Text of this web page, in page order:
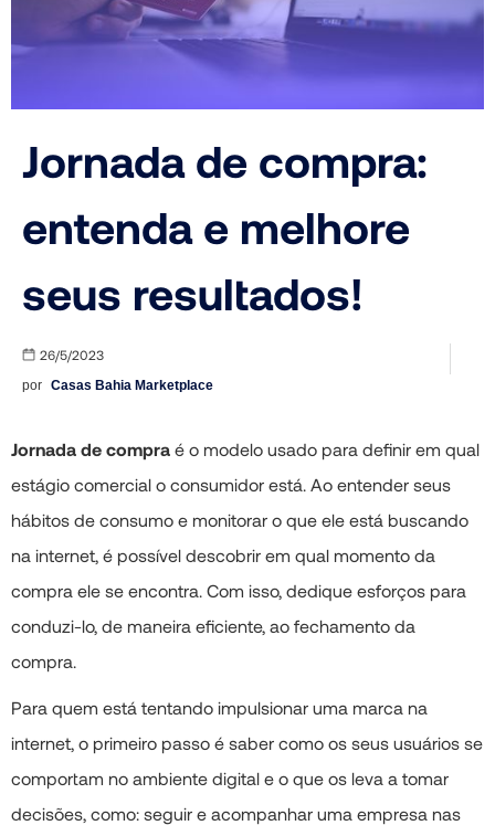
Jornada de compra:
entenda e melhore
seus resultados!
26/5/2023
por Casas Bahia Marketplace
Jornada de compra é o modelo usado para definir em qual
estágio comercial o consumidor está. Ao entender seus
hábitos de consumo e monitorar o que ele está buscando
na internet, é possível descobrir em qual momento da
compra ele se encontra. Com isso, dedique esforços para
conduzi-lo, de maneira eficiente, ao fechamento da
compra.
Para quem está tentando impulsionar uma marca na
internet, o primeiro passo é saber como os seus usuários se
comportam no ambiente digital e o que os leva a tomar
decisões, como: seguir e acompanhar uma empresa nas